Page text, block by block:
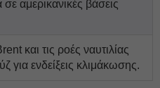
αμερικανικές βάσεις
και τις ροές ναυτιλίας
ενδείξεις κλιμάκωσης.